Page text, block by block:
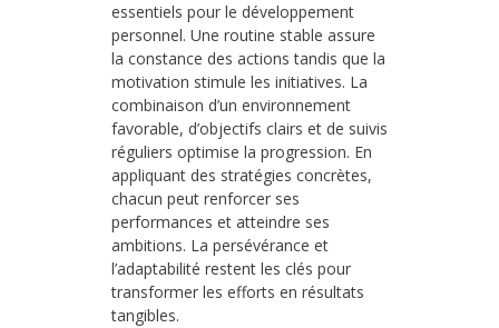
essentiels pour le développement
personnel. Une routine stable assure
la constance des actions tandis que la
motivation stimule les initiatives. La
combinaison d’un environnement
favorable, d’objectifs clairs et de suivis
réguliers optimise la progression. En
appliquant des stratégies concrètes,
chacun peut renforcer ses
performances et atteindre ses
ambitions. La persévérance et
l’adaptabilité restent les clés pour
transformer les efforts en résultats
tangibles.